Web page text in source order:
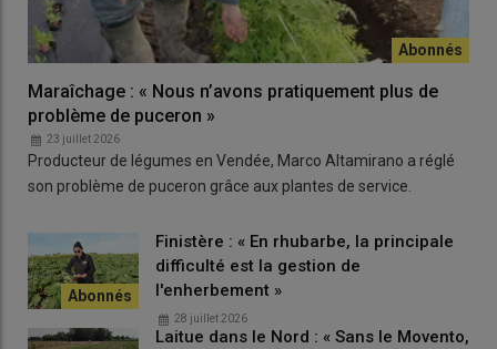
Maraîchage : « Nous n’avons pratiquement plus de
problème de puceron »
23 juillet 2026
Producteur de légumes en Vendée, Marco Altamirano a réglé
son problème de puceron grâce aux plantes de service.
Finistère : « En rhubarbe, la principale
difficulté est la gestion de
l'enherbement »
28 juillet 2026
Laitue dans le Nord : « Sans le Movento,